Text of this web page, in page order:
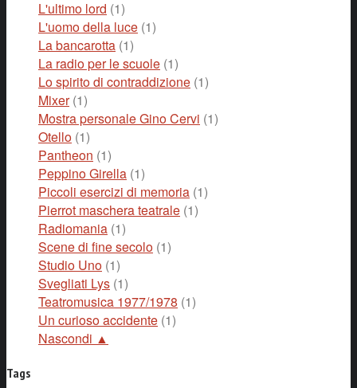
L'ultimo lord (1)
L'uomo della luce (1)
La bancarotta (1)
La radio per le scuole (1)
Lo spirito di contraddizione (1)
Mixer (1)
Mostra personale Gino Cervi (1)
Otello (1)
Pantheon (1)
Peppino Girella (1)
Piccoli esercizi di memoria (1)
Pierrot maschera teatrale (1)
Radiomania (1)
Scene di fine secolo (1)
Studio Uno (1)
Svegliati Lys (1)
Teatromusica 1977/1978 (1)
Un curioso accidente (1)
Nascondi ▲
Tags